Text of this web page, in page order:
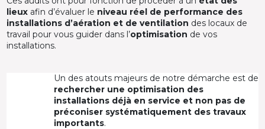
lieux afin d’évaluer le niveau réel de performance des
installations d’aération et de ventilation des locaux de
travail pour vous guider dans l’optimisation de vos
installations.
Un des atouts majeurs de notre démarche est de
rechercher une optimisation des
installations déjà en service et non pas de
préconiser systématiquement des travaux
importants.